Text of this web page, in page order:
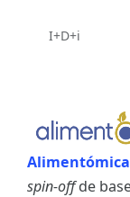
I+D+i
Alimentómica
spin-offde